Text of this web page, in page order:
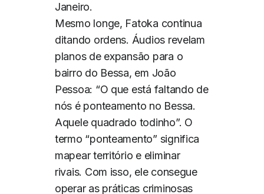
Janeiro.
Mesmo longe, Fatoka continua
ditando ordens. Áudios revelam
planos de expansão para o
bairro do Bessa, em João
Pessoa: “O que está faltando de
nós é ponteamento no Bessa.
Aquele quadrado todinho”. O
termo “ponteamento” significa
mapear território e eliminar
rivais. Com isso, ele consegue
operar as práticas criminosas